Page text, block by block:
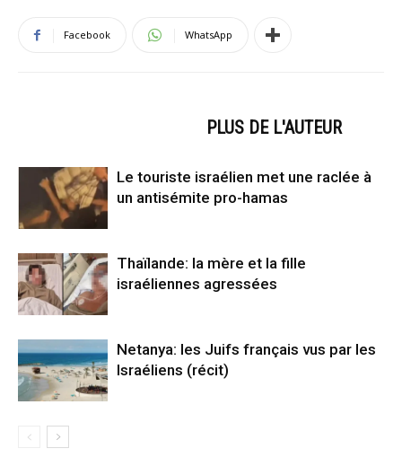
Facebook WhatsApp
PLUS DE L'AUTEUR
Le touriste israélien met une raclée à
un antisémite pro-hamas
Thaïlande: la mère et la fille
israéliennes agressées
Netanya: les Juifs français vus par les
Israéliens (récit)